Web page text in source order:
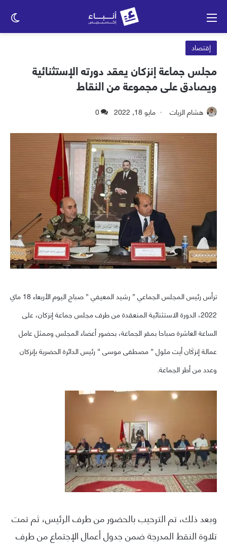
إقتصاد
مجلس جماعة إنزكان يعقد دورته الإستثنائية
ويصادق على مجموعة من النقاط
هشام الزيات مايو 18, 2022 0
ترأس رئيس المجلس الجماعي ” رشيد المعيفي ” صباح اليوم الأربعاء 18 ماي
2022، الدورة الاستثنائية المنعقدة من طرف مجلس جماعة إنزكان، على
الساعة العاشرة صباحا بمقر الجماعة، بحضور أعضاء المجلس وممثل عامل
عمالة إنزكَان أيت ملول ” مصطفى موسى ” رئيس الدائرة الحضرية بإنزكان
وعدد من أطر الجماعة.
وبعد ذلك، تم الترحيب بالحضور من طرف الرئيس، ثم تمت
تلاوة النقط المدرجة ضمن جدول أعمال الإجتماع من طرف